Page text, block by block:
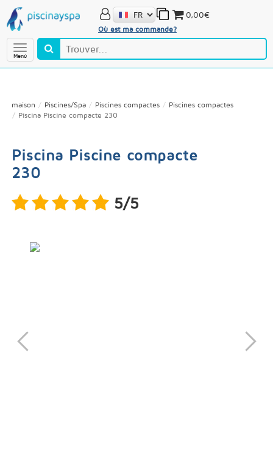
Menú
Où est ma commande?
0,00€
maison Piscines/Spa Piscines compactes
Piscines compactes
Piscina Piscine compacte 230
Piscina Piscine compacte
230
5/5